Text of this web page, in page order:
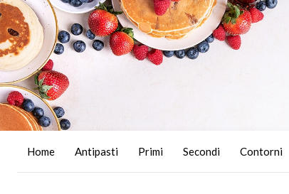
Home Antipasti Primi Secondi Contorni